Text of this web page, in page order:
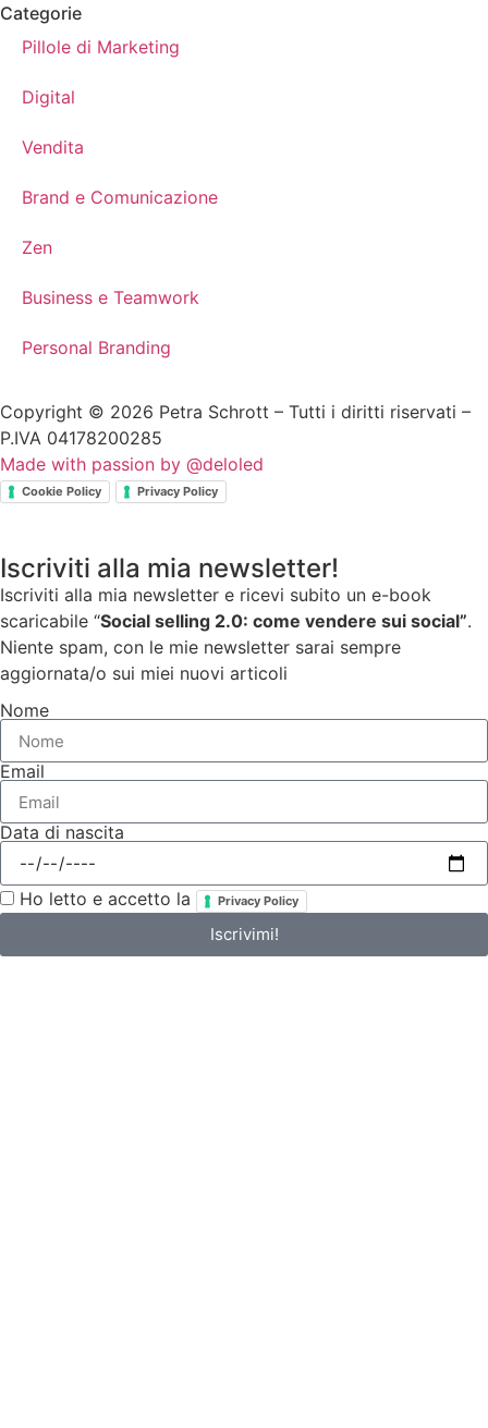
Categorie
Pillole di Marketing
Digital
Vendita
Brand e Comunicazione
Zen
Business e Teamwork
Personal Branding
Copyright © 2026 Petra Schrott – Tutti i diritti riservati –
P.IVA 04178200285
Made with passion by @deloled
Cookie Policy Privacy Policy
Iscriviti alla mia newsletter!
Iscriviti alla mia newsletter e ricevi subito un e-book
scaricabile “Social selling 2.0: come vendere sui social”.
Niente spam, con le mie newsletter sarai sempre
aggiornata/o sui miei nuovi articoli
Nome
Email
Data di nascita
Ho letto e accetto la Privacy Policy
Iscrivimi!